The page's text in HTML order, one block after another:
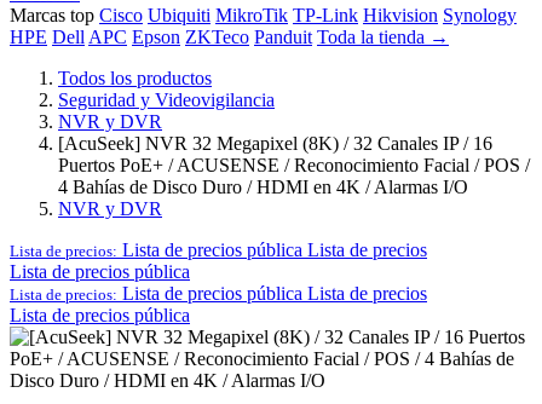
Marcas top Cisco Ubiquiti MikroTik TP-Link Hikvision Synology
HPE Dell APC Epson ZKTeco Panduit Toda la tienda →
Todos los productos
Seguridad y Videovigilancia
NVR y DVR
[AcuSeek] NVR 32 Megapixel (8K) / 32 Canales IP / 16
Puertos PoE+ / ACUSENSE / Reconocimiento Facial / POS /
4 Bahías de Disco Duro / HDMI en 4K / Alarmas I/O
NVR y DVR
Lista de precios: Lista de precios pública Lista de precios
Lista de precios pública
Lista de precios: Lista de precios pública Lista de precios
Lista de precios pública